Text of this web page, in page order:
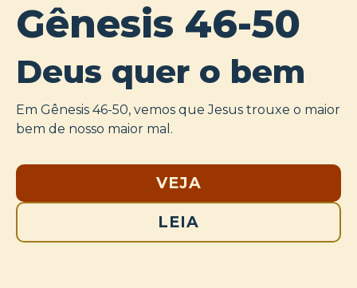
Gênesis 46-50
Deus quer o bem
Em Gênesis 46-50, vemos que Jesus trouxe o maior
bem de nosso maior mal.
VEJA
LEIA